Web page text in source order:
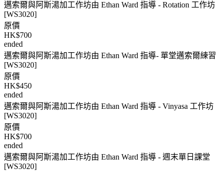
邁索爾與阿斯湯加工作坊由 Ethan Ward 指導 - Rotation 工作坊
[WS3020]
原價
HK$700
ended
邁索爾與阿斯湯加工作坊由 Ethan Ward 指導- 單堂邁索爾練習
[WS3020]
原價
HK$450
ended
邁索爾與阿斯湯加工作坊由 Ethan Ward 指導 - Vinyasa 工作坊
[WS3020]
原價
HK$700
ended
邁索爾與阿斯湯加工作坊由 Ethan Ward 指導 - 週末單日課堂
[WS3020]